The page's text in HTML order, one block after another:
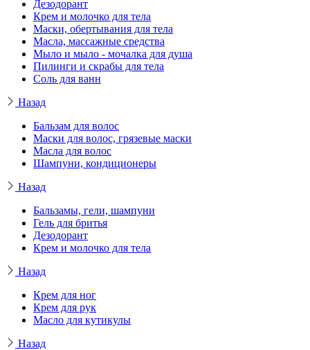
Дезодорант
Крем и молочко для тела
Маски, обертывания для тела
Масла, массажные средства
Мыло и мыло - мочалка для душа
Пилинги и скрабы для тела
Соль для ванн
Назад
Бальзам для волос
Маски для волос, грязевые маски
Масла для волос
Шампуни, кондиционеры
Назад
Бальзамы, гели, шампуни
Гель для бритья
Дезодорант
Крем и молочко для тела
Назад
Крем для ног
Крем для рук
Масло для кутикулы
Назад